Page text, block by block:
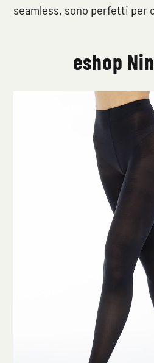
seamless, sono perfetti per
eshop
Clicca qui per iniziare la